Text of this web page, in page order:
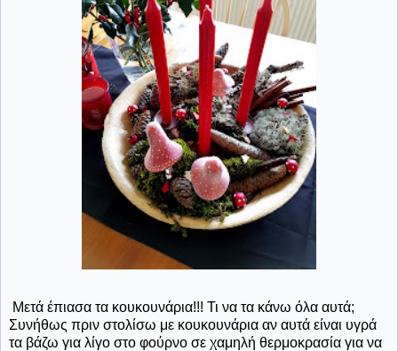
Μετά έπιασα τα κουκουνάρια!!! Τι να τα κάνω όλα αυτά;
Συνήθως πριν στολίσω με κουκουνάρια αν αυτά είναι υγρά
τα βάζω για λίγο στο φούρνο σε χαμηλή θερμοκρασία για να